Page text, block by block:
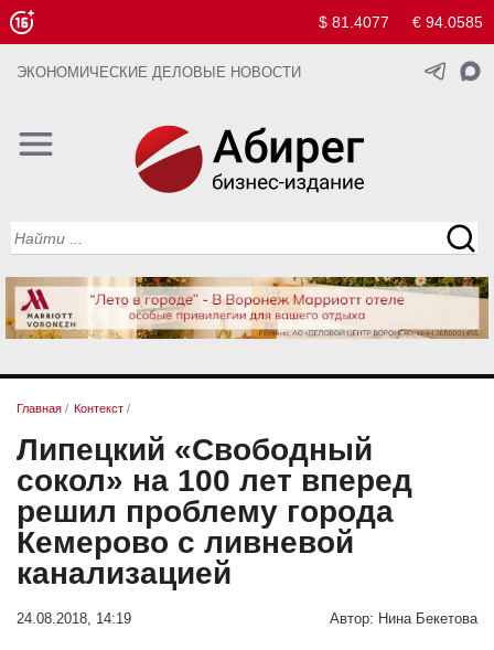
$ 81.4077 € 94.0585
ЭКОНОМИЧЕСКИЕ ДЕЛОВЫЕ НОВОСТИ
Главная / Контекст /
Липецкий «Свободный
сокол» на 100 лет вперед
решил проблему города
Кемерово с ливневой
канализацией
24.08.2018, 14:19 Автор: Нина Бекетова